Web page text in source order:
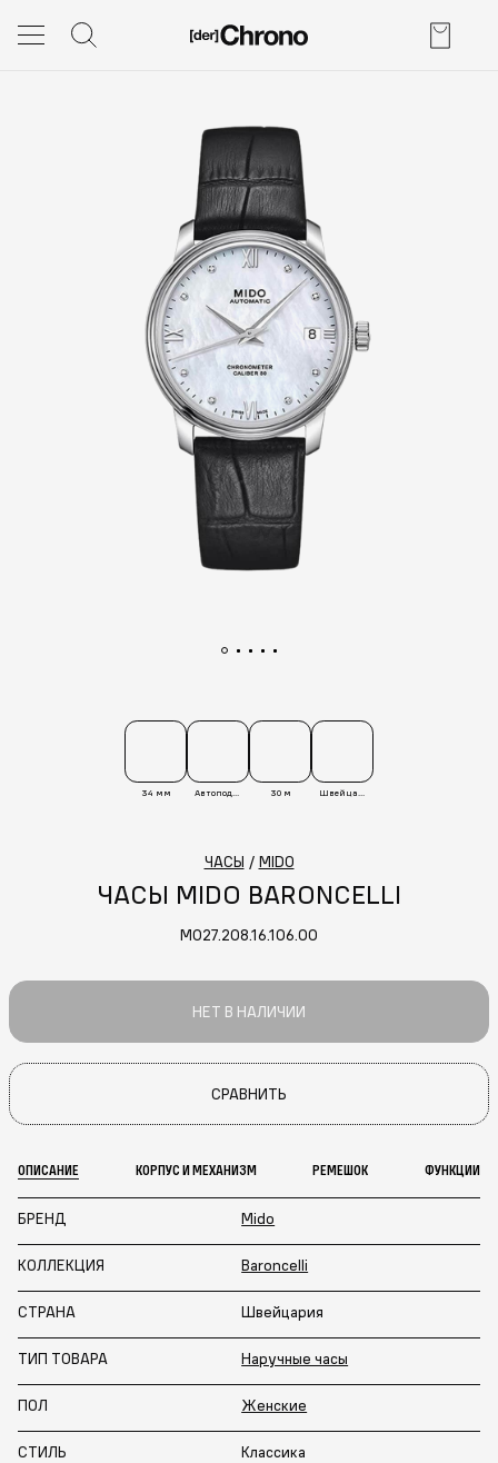
34 мм Автоподзавод 30 м Швейцария
ЧАСЫ / MIDO
ЧАСЫ MIDO BARONCELLI
M027.208.16.106.00
НЕТ В НАЛИЧИИ
СРАВНИТЬ
ОПИСАНИЕ КОРПУС И МЕХАНИЗМ РЕМЕШОК ФУНКЦИИ
БРЕНД Mido
КОЛЛЕКЦИЯ Baroncelli
СТРАНА Швейцария
ТИП ТОВАРА Наручные часы
ПОЛ Женские
СТИЛЬ Классика